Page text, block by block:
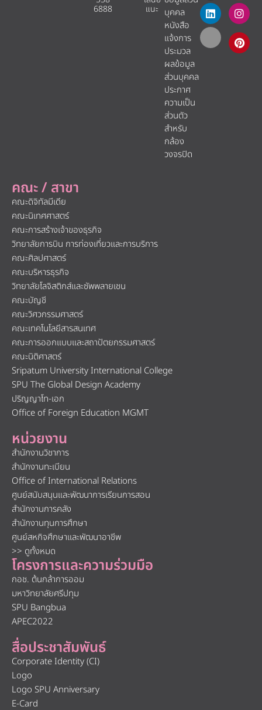
คณะ / สาขา
คณะดิจิทัลมีเดีย
คณะนิเทศศาสตร์
คณะการสร้างเจ้าของธุรกิจ
วิทยาลัยการบิน การท่องเที่ยวและการบริการ
คณะศิลปศาสตร์
คณะบริหารธุรกิจ
วิทยาลัยโลจิสติกส์และซัพพลายเชน
คณะบัญชี
คณะวิศวกรรมศาสตร์
คณะเทคโนโลยีสารสนเทศ
คณะการออกแบบและสถาปัตยกรรมศาสตร์
คณะนิติศาสตร์
Sripatum University International College
SPU The Global Design Academy
ปริญญาโท-เอก
Office of Foreign Education MGMT
หน่วยงาน
สำนักงานวิชาการ
สำนักงานทะเบียน
Office of International Relations
ศูนย์สนับสนุนและพัฒนาการเรียนการสอน
สำนักงานการคลัง
สำนักงานทุนการศึกษา
ศูนย์สหกิจศึกษาและพัฒนาอาชีพ
>> ดูทั้งหมด
โครงการและความร่วมมือ
กอช. ต้นกล้าการออม
มหาวิทยาลัยศรีปทุม
SPU Bangbua
APEC2022
สื่อประชาสัมพันธ์
Corporate Identity (CI)
Logo
Logo SPU Anniversary
E-Card
6888 แนะ​ บุคคล
หนังสือ
แจ้งการ
ประมวล
ผลข้อมูล
ส่วนบุคคล
ประกาศ
ความเป็น
ส่วนตัว
สำหรับ
กล้อง
วงจรปิด